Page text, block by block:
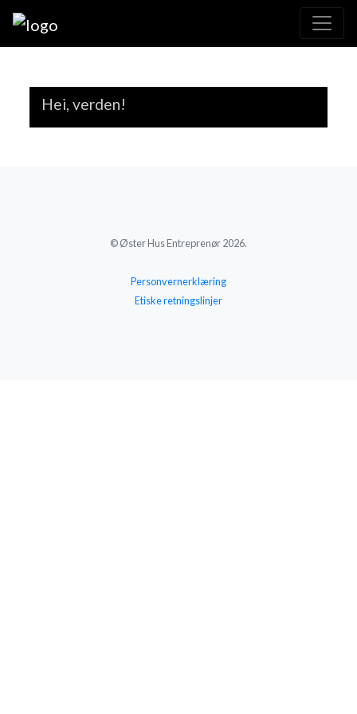
Hei, verden!
© Øster Hus Entreprenør 2026.
Personvernerklæring
Etiske retningslinjer